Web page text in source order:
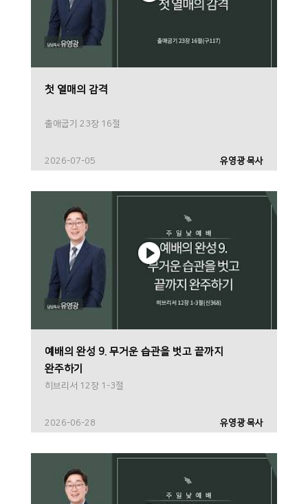
첫 열매의 감격
출애굽기 23장 16절
2026-07-05 유영광 목사
예배의 완성 9. 무거운 습관을 벗고 끝까지
완주하기
히브리서 12장 1-3절
2026-06-28 유영광 목사